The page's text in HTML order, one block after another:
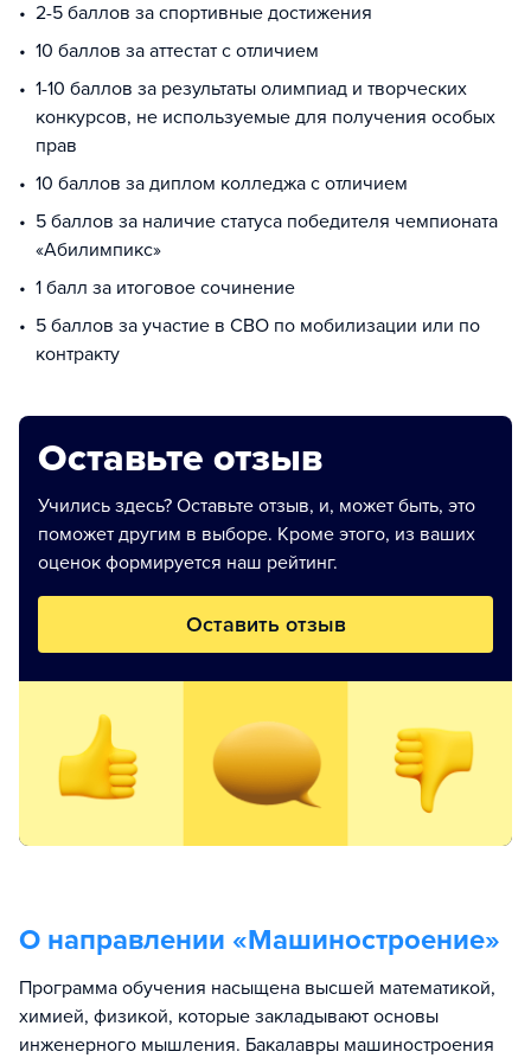
2-5 баллов за спортивные достижения
10 баллов за аттестат с отличием
1-10 баллов за результаты олимпиад и творческих
конкурсов, не используемые для получения особых
прав
10 баллов за диплом колледжа с отличием
5 баллов за наличие статуса победителя чемпионата
«Абилимпикс»
1 балл за итоговое сочинение
5 баллов за участие в СВО по мобилизации или по
контракту
Оставьте отзыв
Учились здесь? Оставьте отзыв, и, может быть, это
поможет другим в выборе. Кроме этого, из ваших
оценок формируется наш рейтинг.
Оставить отзыв
О направлении «Машиностроение»
Программа обучения насыщена высшей математикой,
химией, физикой, которые закладывают основы
инженерного мышления. Бакалавры машиностроения